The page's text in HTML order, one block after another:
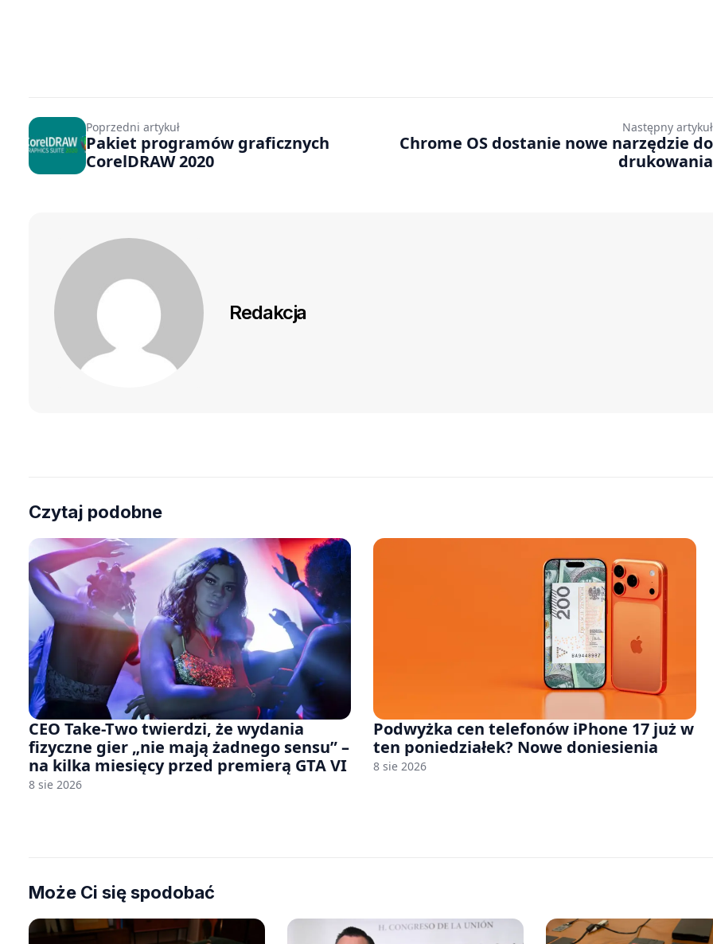
Poprzedni artykuł
Pakiet programów graficznych
CorelDRAW 2020
Następny artykuł
Chrome OS dostanie nowe narzędzie do
drukowania
Redakcja
Czytaj podobne
CEO Take-Two twierdzi, że wydania
fizyczne gier „nie mają żadnego sensu” –
na kilka miesięcy przed premierą GTA VI
8 sie 2026
Podwyżka cen telefonów iPhone 17 już w
ten poniedziałek? Nowe doniesienia
8 sie 2026
Może Ci się spodobać